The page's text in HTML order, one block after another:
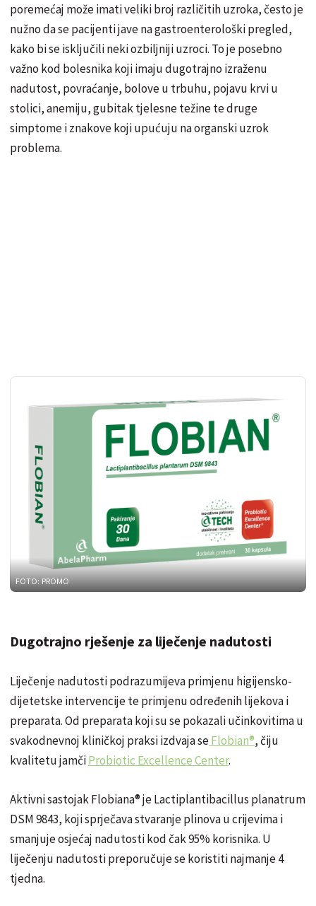
poremećaj može imati veliki broj različitih uzroka, često je
nužno da se pacijenti jave na gastroenterološki pregled,
kako bi se isključili neki ozbiljniji uzroci. To je posebno
važno kod bolesnika koji imaju dugotrajno izraženu
nadutost, povraćanje, bolove u trbuhu, pojavu krvi u
stolici, anemiju, gubitak tjelesne težine te druge
simptome i znakove koji upućuju na organski uzrok
problema.
FOTO: PROMO
Dugotrajno rješenje za liječenje nadutosti
Liječenje nadutosti podrazumijeva primjenu higijensko-
dijetetske intervencije te primjenu određenih lijekova i
preparata. Od preparata koji su se pokazali učinkovitima u
svakodnevnoj kliničkoj praksi izdvaja seFlobian®, čiju
kvalitetu jamčiProbiotic Excellence Center.
Aktivni sastojak Flobiana® je Lactiplantibacillus planatrum
DSM 9843, koji sprječava stvaranje plinova u crijevima i
smanjuje osjećaj nadutosti kod čak 95% korisnika. U
liječenju nadutosti preporučuje se koristiti najmanje 4
tjedna.